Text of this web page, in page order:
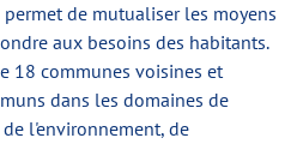
de mutualiser les moyens
aux besoins des habitants.
18 communes voisines et
dans les domaines de
l'environnement, de